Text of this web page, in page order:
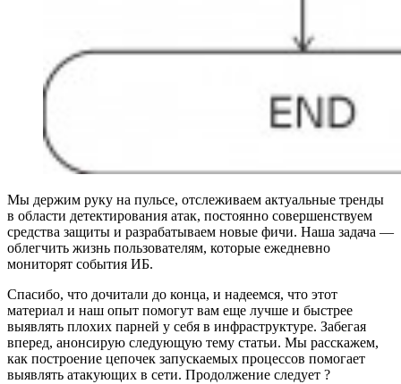
Мы держим руку на пульсе, отслеживаем актуальные тренды
в области детектирования атак, постоянно совершенствуем
средства защиты и разрабатываем новые фичи. Наша задача —
облегчить жизнь пользователям, которые ежедневно
мониторят события ИБ.
Спасибо, что дочитали до конца, и надеемся, что этот
материал и наш опыт помогут вам еще лучше и быстрее
выявлять плохих парней у себя в инфраструктуре. Забегая
вперед, анонсирую следующую тему статьи. Мы расскажем,
как построение цепочек запускаемых процессов помогает
выявлять атакующих в сети. Продолжение следует ?